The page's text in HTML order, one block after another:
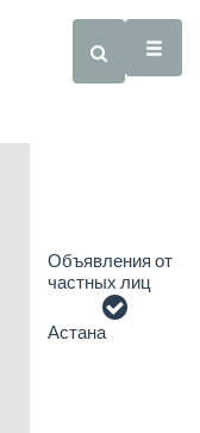
Объявления от
частных лиц
Астана